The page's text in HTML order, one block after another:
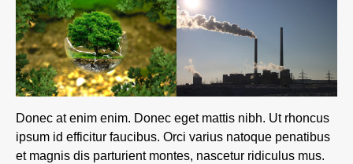
Donec at enim enim. Donec eget mattis nibh. Ut rhoncus
ipsum id efficitur faucibus. Orci varius natoque penatibus
et magnis dis parturient montes, nascetur ridiculus mus.